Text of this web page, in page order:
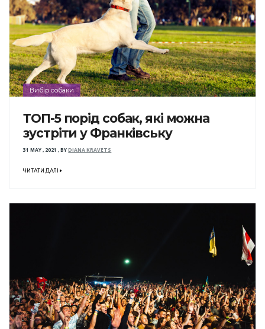
Вибір собаки
ТОП-5 порід собак, які можна
зустріти у Франківську
31 MAY , 2021 ,BYDIANA KRAVETS
ЧИТАТИ ДАЛІ